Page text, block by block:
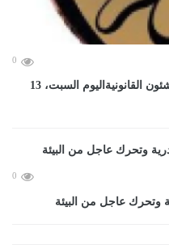
0
وكيل صحة الفيوم تحيل بعض الأطباء للشئون القانونيةاليوم السبت، 13
0
وتحرك عاجل من البيئة